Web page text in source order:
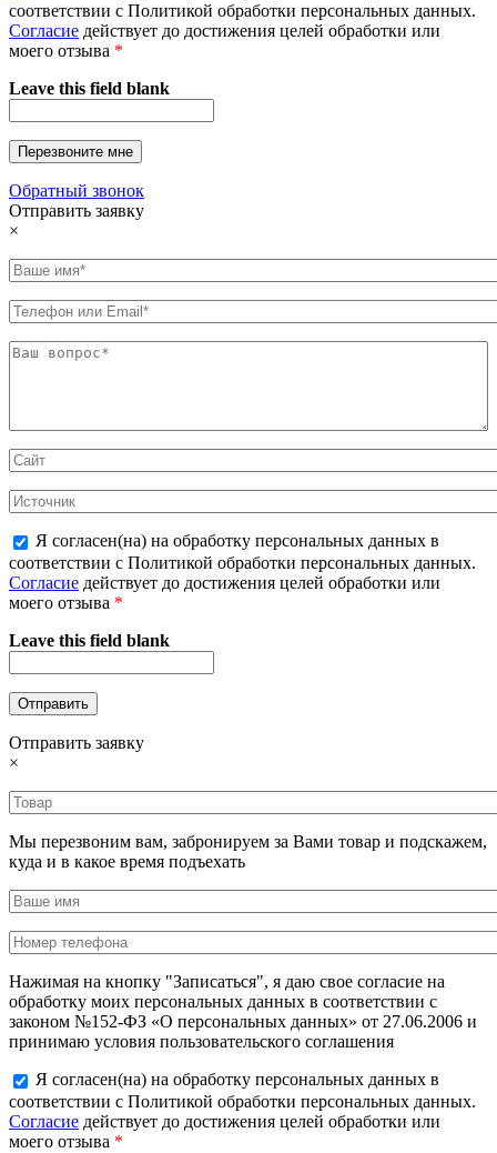
соответствии с Политикой обработки персональных данных.
Согласие действует до достижения целей обработки или
моего отзыва *
Leave this field blank
Обратный звонок
Отправить заявку
×
Я согласен(на) на обработку персональных данных в
соответствии с Политикой обработки персональных данных.
Согласие действует до достижения целей обработки или
моего отзыва *
Leave this field blank
Отправить заявку
×
Мы перезвоним вам, забронируем за Вами товар и подскажем,
куда и в какое время подъехать
Нажимая на кнопку "Записаться", я даю свое согласие на
обработку моих персональных данных в соответствии с
законом №152-ФЗ «О персональных данных» от 27.06.2006 и
принимаю условия пользовательского соглашения
Я согласен(на) на обработку персональных данных в
соответствии с Политикой обработки персональных данных.
Согласие действует до достижения целей обработки или
моего отзыва *